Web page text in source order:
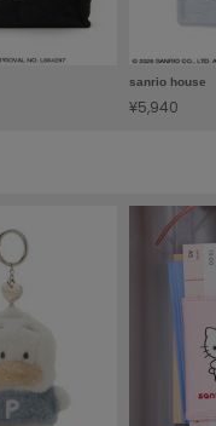
sanrio house
¥5,940